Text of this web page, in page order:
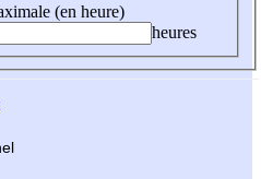
(en heure)
heures